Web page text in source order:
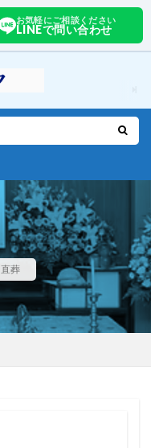
お気軽にご相談ください
LINEで問い合わせ
直葬